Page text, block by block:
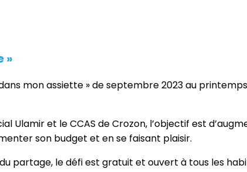
»
mon assiette » de septembre 2023 au
Ulamir et le CCAS de Crozon, l’objectif est
son budget et en se faisant plaisir.
partage, le défi est gratuit et ouvert à tous les